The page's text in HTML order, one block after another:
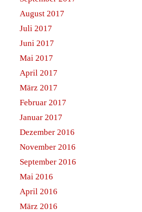
August 2017
Juli 2017
Juni 2017
Mai 2017
April 2017
März 2017
Februar 2017
Januar 2017
Dezember 2016
November 2016
September 2016
Mai 2016
April 2016
März 2016